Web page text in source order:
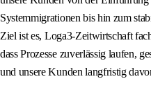
Systemmigrationen bis hin zum
Ziel ist es, Loga3‑Zeitwirtschaft
dass Prozesse zuverlässig laufen,
und unsere Kunden langfristig